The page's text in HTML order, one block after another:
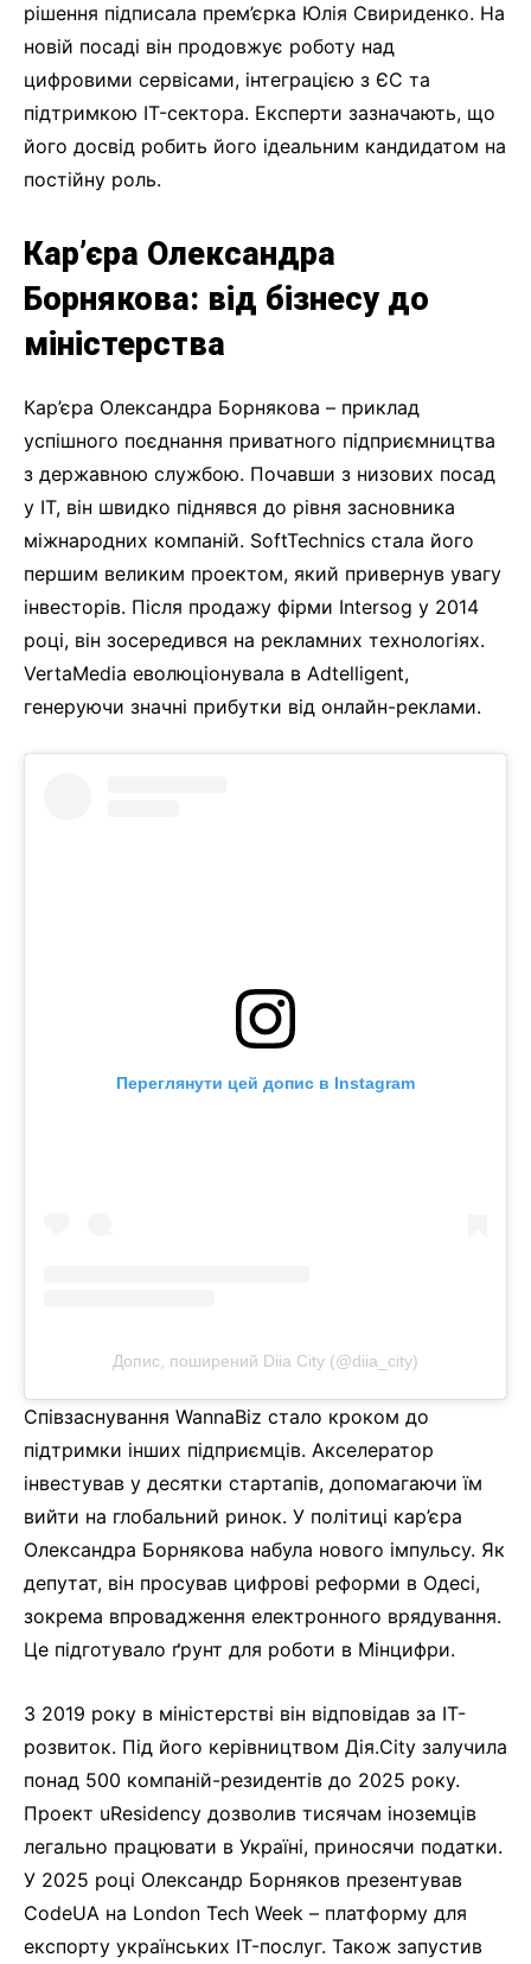
рішення підписала прем’єрка Юлія Свириденко. На
новій посаді він продовжує роботу над
цифровими сервісами, інтеграцією з ЄС та
підтримкою IT-сектора. Експерти зазначають, що
його досвід робить його ідеальним кандидатом на
постійну роль.
Кар’єра Олександра
Борнякова: від бізнесу до
міністерства
Кар’єра Олександра Борнякова – приклад
успішного поєднання приватного підприємництва
з державною службою. Почавши з низових посад
у IT, він швидко піднявся до рівня засновника
міжнародних компаній. SoftTechnics стала його
першим великим проектом, який привернув увагу
інвесторів. Після продажу фірми Intersog у 2014
році, він зосередився на рекламних технологіях.
VertaMedia еволюціонувала в Adtelligent,
генеруючи значні прибутки від онлайн-реклами.
Переглянути цей допис в Instagram
Допис, поширений Diia City (@diia_city)
Співзаснування WannaBiz стало кроком до
підтримки інших підприємців. Акселератор
інвестував у десятки стартапів, допомагаючи їм
вийти на глобальний ринок. У політиці кар’єра
Олександра Борнякова набула нового імпульсу. Як
депутат, він просував цифрові реформи в Одесі,
зокрема впровадження електронного врядування.
Це підготувало ґрунт для роботи в Мінцифри.
З 2019 року в міністерстві він відповідав за IT-
розвиток. Під його керівництвом Дія.City залучила
понад 500 компаній-резидентів до 2025 року.
Проект uResidency дозволив тисячам іноземців
легально працювати в Україні, приносячи податки.
У 2025 році Олександр Борняков презентував
CodeUA на London Tech Week – платформу для
експорту українських IT-послуг. Також запустив